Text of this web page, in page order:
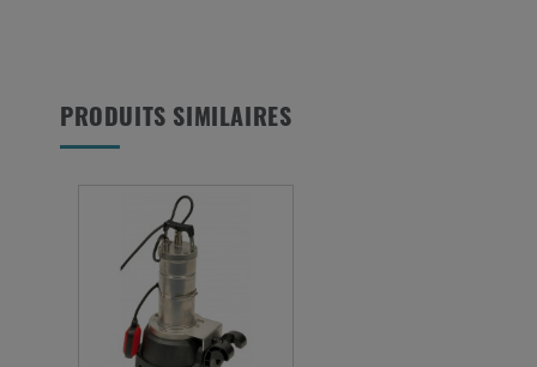
PRODUITS SIMILAIRES